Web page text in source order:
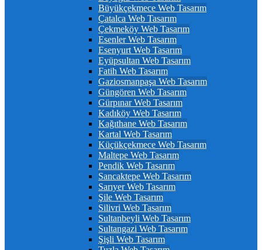
Büyükçekmece Web Tasarım
Çatalca Web Tasarım
Çekmeköy Web Tasarım
Esenler Web Tasarım
Esenyurt Web Tasarım
Eyüpsultan Web Tasarım
Fatih Web Tasarım
Gaziosmanpaşa Web Tasarım
Güngören Web Tasarım
Gürpınar Web Tasarım
Kadıköy Web Tasarım
Kağıthane Web Tasarım
Kartal Web Tasarım
Küçükçekmece Web Tasarım
Maltepe Web Tasarım
Pendik Web Tasarım
Sancaktepe Web Tasarım
Sarıyer Web Tasarım
Şile Web Tasarım
Silivri Web Tasarım
Sultanbeyli Web Tasarım
Sultangazi Web Tasarım
Şişli Web Tasarım